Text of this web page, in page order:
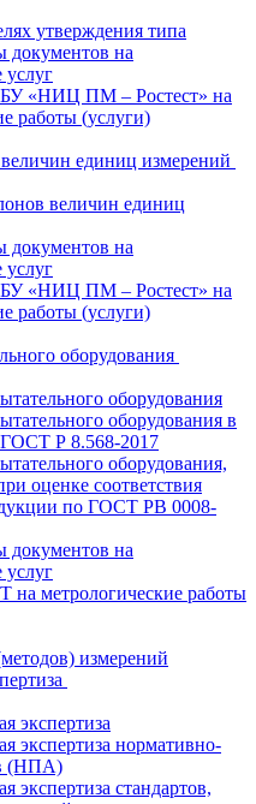
утверждения типа
на
услуг
«НИЦ ПМ – Ростест» на
работы (услуги)
величин единиц измерений
величин единиц
на
услуг
«НИЦ ПМ – Ростест» на
работы (услуги)
оборудования
оборудования
оборудования в
ГОСТ Р 8.568-2017
оборудования,
оценке соответствия
по ГОСТ РВ 0008-
на
услуг
метрологические работы
измерений
экспертиза
экспертиза нормативно-
(НПА)
экспертиза стандартов,